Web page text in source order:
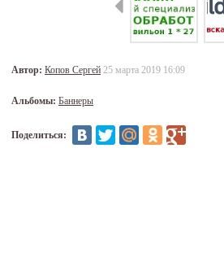
Автор: Копов Сергей 25 марта 2019 16:09
Альбомы: Баннеры
Поделиться: